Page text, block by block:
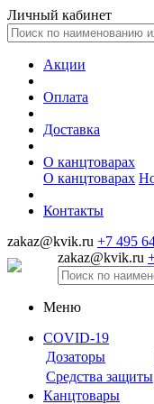
Личный кабинет
Акции
Оплата
Доставка
О канцтоварах
О канцтоварах
Контакты
zakaz@kvik.ru +7 495
zakaz@kvik.ru
Меню
COVID-19
Дозаторы
Средства защиты
Канцтовары